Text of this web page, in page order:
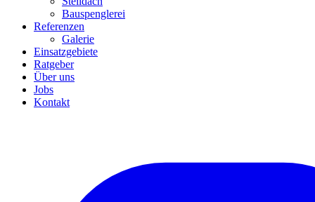
Bauspenglerei
Referenzen
Galerie
Einsatzgebiete
Ratgeber
Über uns
Jobs
Kontakt